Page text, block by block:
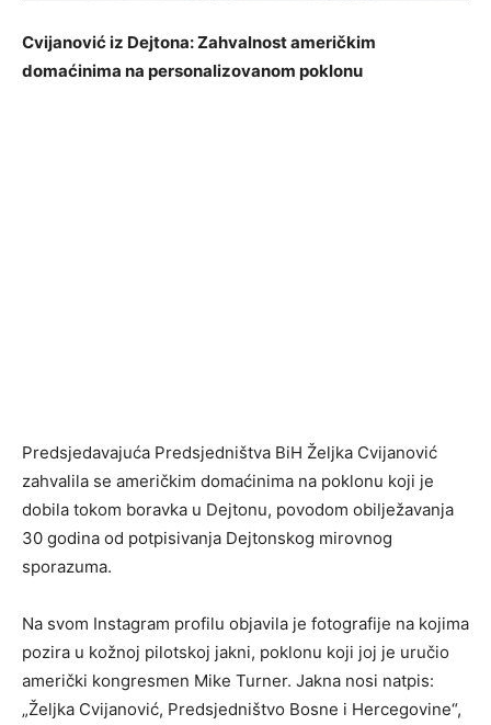
Cvijanović iz Dejtona: Zahvalnost američkim
domaćinima na personalizovanom poklonu
Predsjedavajuća Predsjedništva BiH Željka Cvijanović
zahvalila se američkim domaćinima na poklonu koji je
dobila tokom boravka u Dejtonu, povodom obilježavanja
30 godina od potpisivanja Dejtonskog mirovnog
sporazuma.
Na svom Instagram profilu objavila je fotografije na kojima
pozira u kožnoj pilotskoj jakni, poklonu koji joj je uručio
američki kongresmen Mike Turner. Jakna nosi natpis:
„Željka Cvijanović, Predsjedništvo Bosne i Hercegovine“,